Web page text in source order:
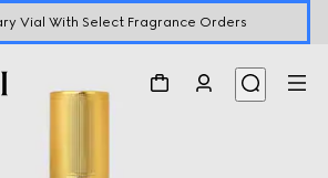
Vial With Select Fragrance Orders